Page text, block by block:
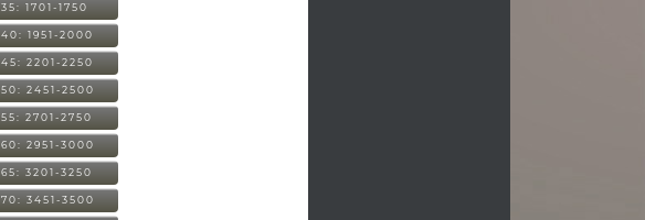
35: 1701-1750
40: 1951-2000
45: 2201-2250
50: 2451-2500
55: 2701-2750
60: 2951-3000
65: 3201-3250
70: 3451-3500